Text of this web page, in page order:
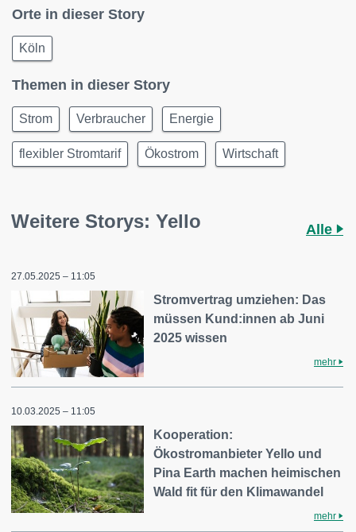
Orte in dieser Story
Köln
Themen in dieser Story
Strom Verbraucher Energie
flexibler Stromtarif Ökostrom Wirtschaft
Weitere Storys: Yello Alle
27.05.2025 – 11:05
Stromvertrag umziehen: Das
müssen Kund:innen ab Juni
2025 wissen
mehr
10.03.2025 – 11:05
Kooperation:
Ökostromanbieter Yello und
Pina Earth machen heimischen
Wald fit für den Klimawandel
mehr